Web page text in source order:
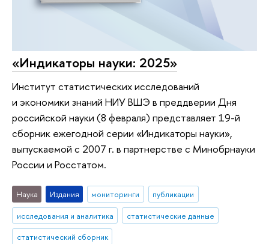
«Индикаторы науки: 2025»
Институт статистических исследований
и экономики знаний НИУ ВШЭ в преддверии Дня
российской науки (8 февраля) представляет 19-й
сборник ежегодной серии «Индикаторы науки»,
выпускаемой с 2007 г. в партнерстве с Минобрнауки
России и Росстатом.
Наука Издания мониторинги
публикации
исследования и аналитика
статистические данные
статистический сборник